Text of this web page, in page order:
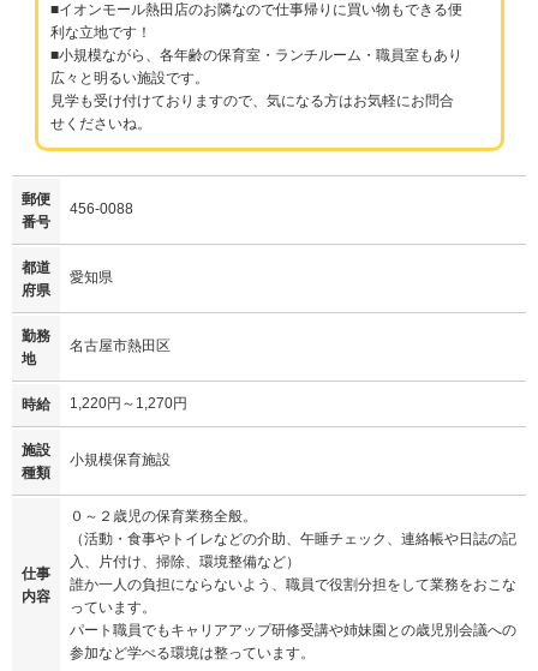
■イオンモール熱田店のお隣なので仕事帰りに買い物もできる便
利な立地です！
■小規模ながら、各年齢の保育室・ランチルーム・職員室もあり
広々と明るい施設です。
見学も受け付けておりますので、気になる方はお気軽にお問合
せくださいね。
郵便
番号
456-0088
都道
府県
愛知県
勤務
地
名古屋市熱田区
時給 1,220円～1,270円
施設
種類
小規模保育施設
仕事
内容
０～２歳児の保育業務全般。
（活動・食事やトイレなどの介助、午睡チェック、連絡帳や日誌の記
入、片付け、掃除、環境整備など）
誰か一人の負担にならないよう、職員で役割分担をして業務をおこな
っています。
パート職員でもキャリアアップ研修受講や姉妹園との歳児別会議への
参加など学べる環境は整っています。